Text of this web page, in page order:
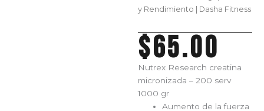
y Rendimiento | Dasha Fitness
$65.00
Nutrex Research creatina
micronizada – 200 serv
1000 gr
Aumento de la fuerza